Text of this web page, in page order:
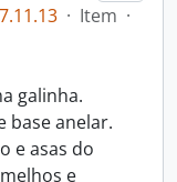
· Item ·
galinha.
base anelar.
e asas do
e